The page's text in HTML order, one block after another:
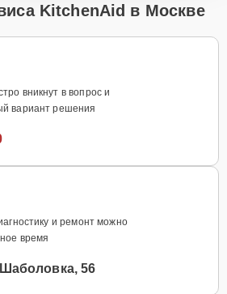
KitchenAid в Москве
вникнут в вопрос и
вариант решения
и ремонт можно
время
56